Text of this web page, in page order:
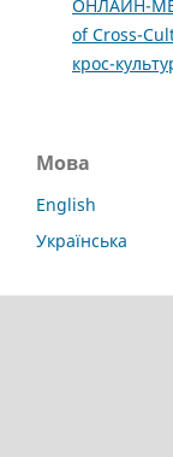
ОНЛАЙН-
of Cross-
крос-
Мова
English
Українська